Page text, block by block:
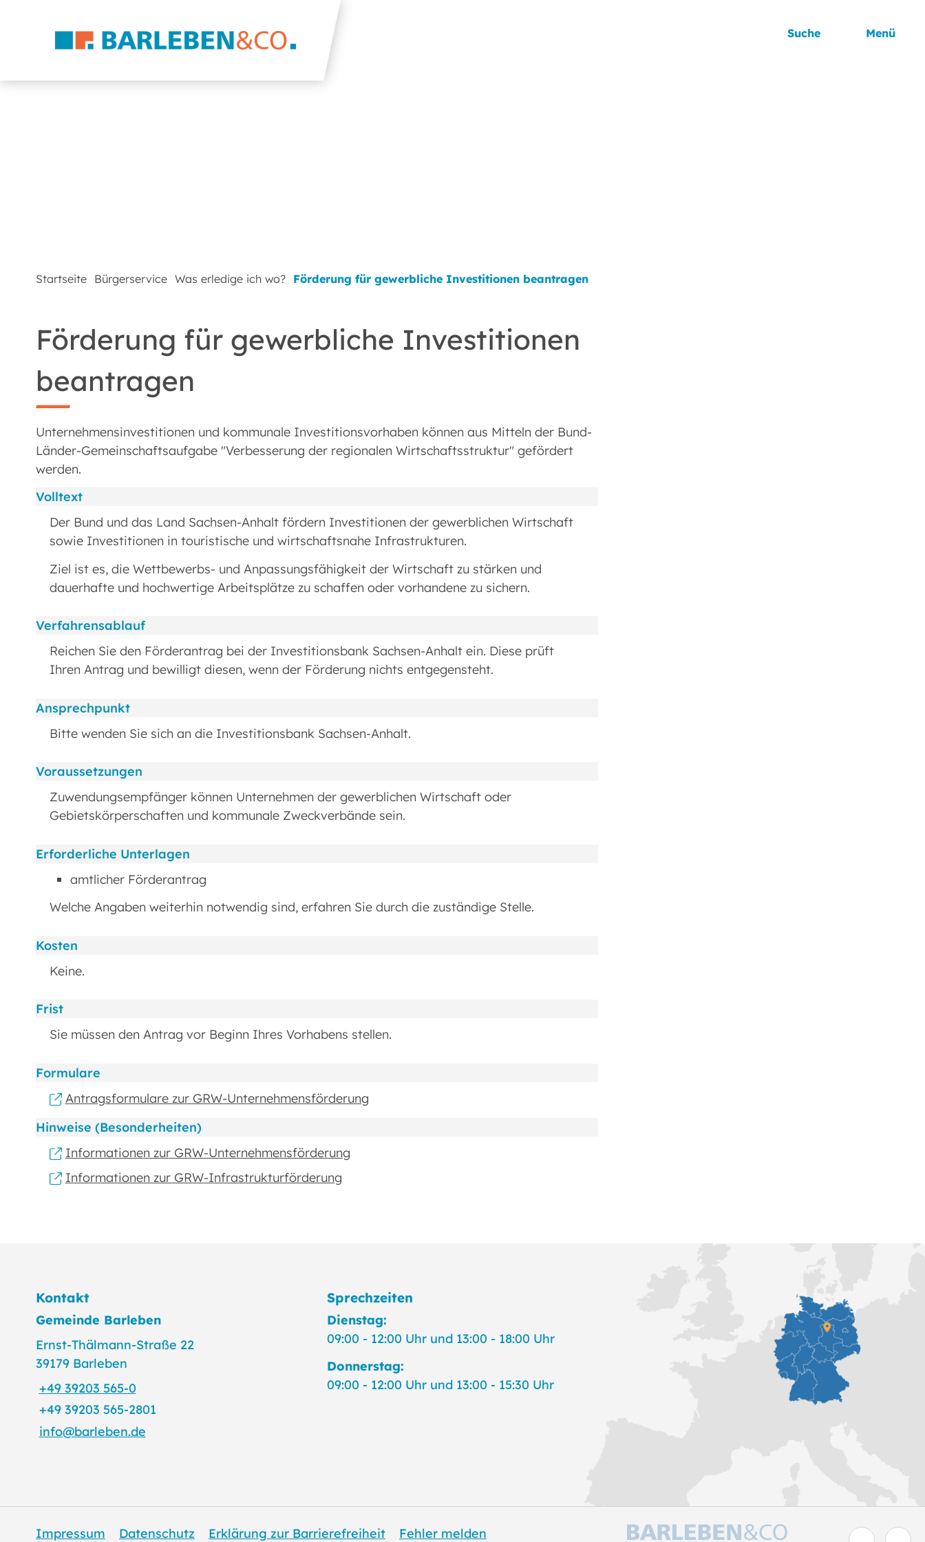
Suche Menü
Startseite Bürgerservice Was erledige ich wo? Förderung für gewerbliche Investitionen beantragen
Förderung für gewerbliche Investitionen
beantragen
Unternehmensinvestitionen und kommunale Investitionsvorhaben können aus Mitteln der Bund-
Länder-Gemeinschaftsaufgabe "Verbesserung der regionalen Wirtschaftsstruktur" gefördert
werden.
Volltext
Der Bund und das Land Sachsen-Anhalt fördern Investitionen der gewerblichen Wirtschaft
sowie Investitionen in touristische und wirtschaftsnahe Infrastrukturen.
Ziel ist es, die Wettbewerbs- und Anpassungsfähigkeit der Wirtschaft zu stärken und
dauerhafte und hochwertige Arbeitsplätze zu schaffen oder vorhandene zu sichern.
Verfahrensablauf
Reichen Sie den Förderantrag bei der Investitionsbank Sachsen-Anhalt ein. Diese prüft
Ihren Antrag und bewilligt diesen, wenn der Förderung nichts entgegensteht.
Ansprechpunkt
Bitte wenden Sie sich an die Investitionsbank Sachsen-Anhalt.
Voraussetzungen
Zuwendungsempfänger können Unternehmen der gewerblichen Wirtschaft oder
Gebietskörperschaften und kommunale Zweckverbände sein.
Erforderliche Unterlagen
amtlicher Förderantrag
Welche Angaben weiterhin notwendig sind, erfahren Sie durch die zuständige Stelle.
Kosten
Keine.
Frist
Sie müssen den Antrag vor Beginn Ihres Vorhabens stellen.
Formulare
Antragsformulare zur GRW-Unternehmensförderung
Hinweise (Besonderheiten)
Informationen zur GRW-Unternehmensförderung
Informationen zur GRW-Infrastrukturförderung
Kontakt
Gemeinde Barleben
Ernst-Thälmann-Straße 22
39179 Barleben
+49 39203 565-0
+49 39203 565-2801
info@barleben.de
Sprechzeiten
Dienstag:
09:00 - 12:00 Uhr und 13:00 - 18:00 Uhr
Donnerstag:
09:00 - 12:00 Uhr und 13:00 - 15:30 Uhr
Impressum Datenschutz Erklärung zur Barrierefreiheit Fehler melden